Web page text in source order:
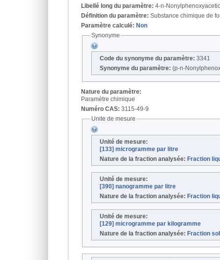
Libellé long du paramètre: 4-n-
Définition du paramètre: Substance chimique de
Paramètre calculé: Non
Synonyme
Code du synonyme du paramètre: 3341
Synonyme du paramètre: (p-n-
Nature du paramètre:
Paramètre chimique
Numéro CAS: 3115-49-9
Unité de mesure
Unité de mesure:
[133] microgramme par litre
Nature de la fraction analysée: Fraction
Unité de mesure:
[390] nanogramme par litre
Nature de la fraction analysée: Fraction
Unité de mesure:
[129] microgramme par kilogramme
Nature de la fraction analysée: Fraction